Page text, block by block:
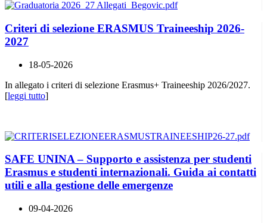
Criteri di selezione ERASMUS Traineeship 2026-
2027
18-05-2026
In allegato i criteri di selezione Erasmus+ Traineeship 2026/2027.
[leggi tutto]
SAFE UNINA – Supporto e assistenza per studenti
Erasmus e studenti internazionali. Guida ai contatti
utili e alla gestione delle emergenze
09-04-2026